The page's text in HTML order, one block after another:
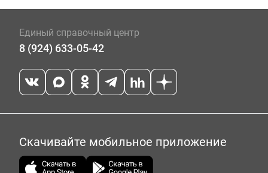
Единый справочный центр
8 (924) 633-05-42
Скачивайте мобильное приложение